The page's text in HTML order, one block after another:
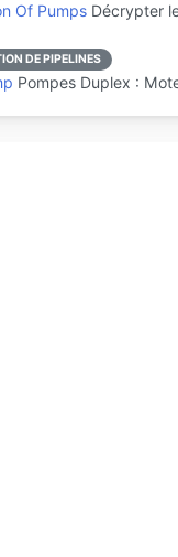
Of Pumps Décrypter
DE PIPELINES
Pompes Duplex :